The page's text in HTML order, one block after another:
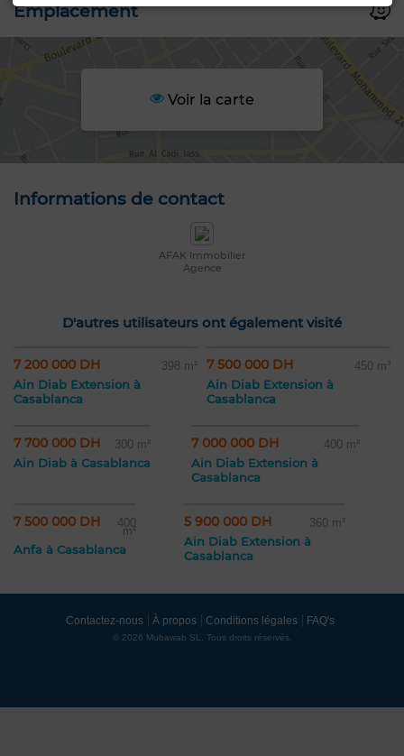
Emplacement
Voir la carte
Informations de contact
AFAK Immobilier
Agence
D'autres utilisateurs ont également visité
7 200 000 DH 398 m²
Ain Diab Extension à
Casablanca
7 500 000 DH 450 m²
Ain Diab Extension à
Casablanca
7 700 000 DH 300 m²
Ain Diab à Casablanca
7 000 000 DH 400 m²
Ain Diab Extension à
Casablanca
7 500 000 DH 400
m²
Anfa à Casablanca
5 900 000 DH 360 m²
Ain Diab Extension à
Casablanca
Contactez-nous À propos Conditions légales FAQ's
© 2026 Mubawab SL. Tous droits réservés.